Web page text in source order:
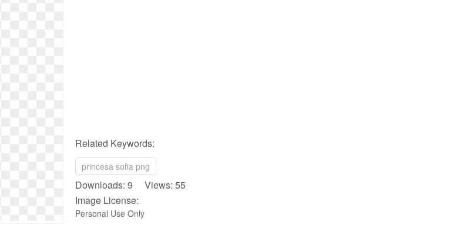
Related Keywords:
princesa sofia png
Downloads: 9 Views: 55
Image License:
Personal Use Only